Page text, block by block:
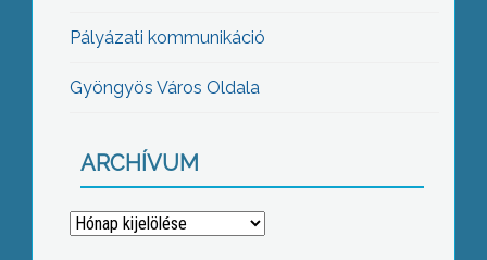
Pályázati kommunikáció
Gyöngyös Város Oldala
ARCHÍVUM
Archívum